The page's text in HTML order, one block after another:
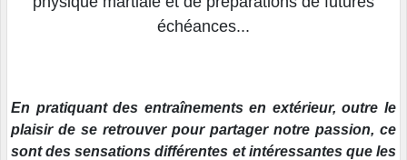
échéances...
En pratiquant des entraînements en extérieur, outre le
plaisir de se retrouver pour partager notre passion, ce
sont des sensations différentes et intéressantes que les